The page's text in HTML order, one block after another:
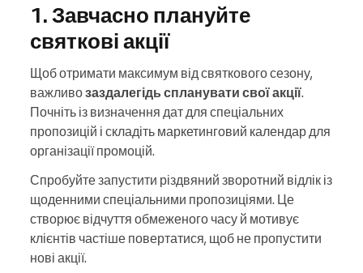
1. Завчасно плануйте
святкові акції
Щоб отримати максимум від святкового сезону,
важливозаздалегідь спланувати свої акції.
Почніть із визначення дат для спеціальних
пропозицій і складіть маркетинговий календар для
організації промоцій.
Спробуйте запустити різдвяний зворотний відлік із
щоденними спеціальними пропозиціями. Це
створює відчуття обмеженого часу й мотивує
клієнтів частіше повертатися, щоб не пропустити
нові акції.